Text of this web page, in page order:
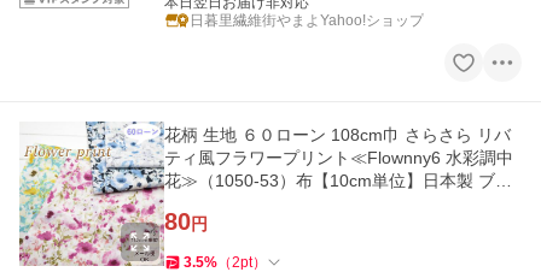
日暮里繊維街やまよYahoo!ショップ
花柄 生地 ６０ローン 108cm巾 さらさら リバ
ティ風フラワープリント≪Flownny6 水彩調中
花≫（1050-53）布【10cm単位】日本製 ブラ
80円
3.5% （2pt）